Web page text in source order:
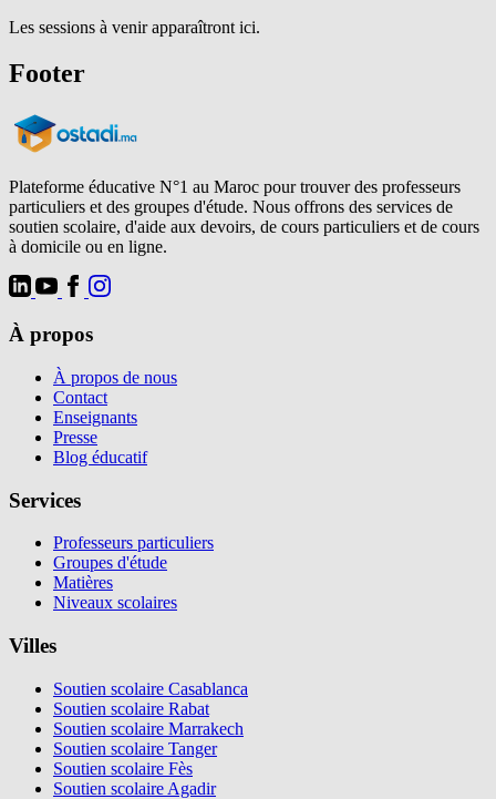
Les sessions à venir apparaîtront ici.
Footer
Plateforme éducative N°1 au Maroc pour trouver des professeurs
particuliers et des groupes d'étude. Nous offrons des services de
soutien scolaire, d'aide aux devoirs, de cours particuliers et de cours
à domicile ou en ligne.
À propos
À propos de nous
Contact
Enseignants
Presse
Blog éducatif
Services
Professeurs particuliers
Groupes d'étude
Matières
Niveaux scolaires
Villes
Soutien scolaire Casablanca
Soutien scolaire Rabat
Soutien scolaire Marrakech
Soutien scolaire Tanger
Soutien scolaire Fès
Soutien scolaire Agadir